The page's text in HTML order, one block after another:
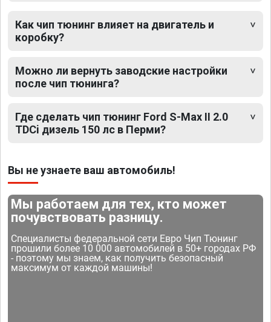
Как чип тюнинг влияет на двигатель и
коробку?
Можно ли вернуть заводские настройки
после чип тюнинга?
Где сделать чип тюнинг Ford S-Max II 2.0
TDCi дизель 150 лс в Перми?
Вы не узнаете ваш автомобиль!
Мы работаем для тех, кто может
почувствовать разницу.
Специалисты федеральной сети Евро Чип Тюнинг
прошили более 10 000 автомобилей в 50+ городах РФ
- поэтому мы знаем, как получить безопасный
максимум от каждой машины!